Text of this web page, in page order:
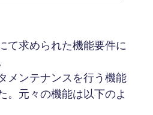
て求められた機能要件に
メンテナンスを行う機能
。元々の機能は以下のよ